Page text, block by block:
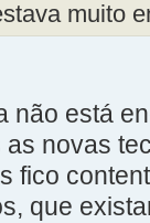
muito
não está
novas
fico
que